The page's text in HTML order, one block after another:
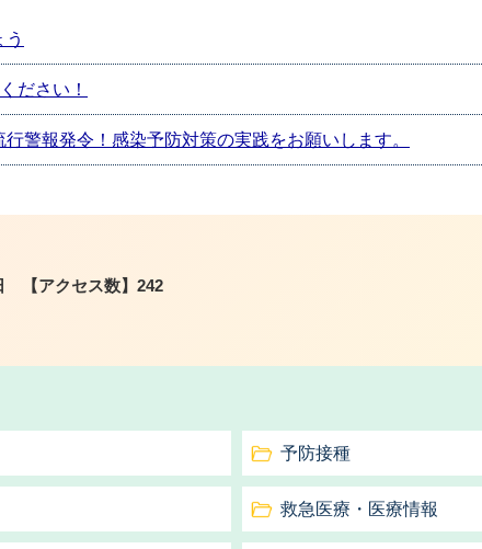
ださい！
警報発令！感染予防対策の実践をお願いします。
【アクセス数】 242
予防接種
救急医療・医療情報